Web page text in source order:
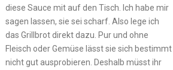
diese Sauce mit auf den Tisch. Ich habe mir
sagen lassen, sie sei scharf. Also lege ich
das Grillbrot direkt dazu. Pur und ohne
Fleisch oder Gemüse lässt sie sich bestimmt
nicht gut ausprobieren. Deshalb müsst ihr